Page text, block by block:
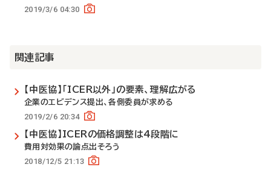
2019/3/6 04:30
関連記事
【中医協】「ICER以外」の要素、理解広がる
企業のエビデンス提出、各側委員が求める
2019/2/6 20:34
【中医協】ICERの価格調整は4段階に
費用対効果の論点出そろう
2018/12/5 21:13